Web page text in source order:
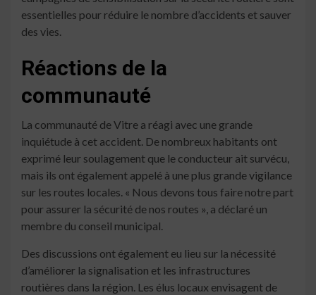
essentielles pour réduire le nombre d’accidents et sauver
des vies.
Réactions de la
communauté
La communauté de Vitre a réagi avec une grande
inquiétude à cet accident. De nombreux habitants ont
exprimé leur soulagement que le conducteur ait survécu,
mais ils ont également appelé à une plus grande vigilance
sur les routes locales. « Nous devons tous faire notre part
pour assurer la sécurité de nos routes », a déclaré un
membre du conseil municipal.
Des discussions ont également eu lieu sur la nécessité
d’améliorer la signalisation et les infrastructures
routières dans la région. Les élus locaux envisagent de